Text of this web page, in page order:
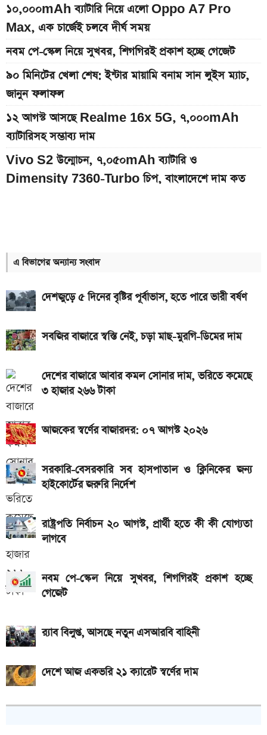
১০,০০০mAh ব্যাটারি নিয়ে এলো Oppo A7 Pro
Max, এক চার্জেই চলবে দীর্ঘ সময়
নবম পে-স্কেল নিয়ে সুখবর, শিগগিরই প্রকাশ হচ্ছে গেজেট
৯০ মিনিটের খেলা শেষ: ইন্টার মায়ামি বনাম সান লুইস ম্যাচ,
জানুন ফলাফল
১২ আগস্ট আসছে Realme 16x 5G, ৭,০০০mAh
ব্যাটারিসহ সম্ভাব্য দাম
Vivo S2 উন্মোচন, ৭,০৫০mAh ব্যাটারি ও
Dimensity 7360-Turbo চিপ, বাংলাদেশে দাম কত
লাইভ
দেশের বাজারে আজকের স্বর্ণের দাম, প্রতি ভরি কত
৮০০০ mAh ব্যাটারি সহ আসছে Redmi Note 17 5G,
দাম কত?
আজকের স্বর্ণের বাজারদর: ০৬ আগস্ট ২০২৬
একটু পর শুরু, Milan Vs Inter ম্যাচ; লাইভ দেখুন এখানে
এসএসসি ও সমমানের ফল কবে জানাল শিক্ষা বোর্ড
একটু পর শুরু, চেলসি ও জুভেন্টাস ম্যাচ; লাইভ দেখুন এখানে
আসছে টানা ৫ দিনের বৃষ্টি!
আজ ৪ ঘণ্টা বিদ্যুৎ থাকবে না যেসব এলাকায়, আগেই জেনে নিন
এ বিভাগের অন্যান্য সংবাদ
দেশজুড়ে ৫ দিনের বৃষ্টির পূর্বাভাস, হতে পারে ভারী বর্ষণ
সবজির বাজারে স্বস্তি নেই, চড়া মাছ-মুরগি-ডিমের দাম
দেশের বাজারে আবার কমল সোনার দাম, ভরিতে কমেছে
৩ হাজার ২৬৬ টাকা
আজকের স্বর্ণের বাজারদর: ০৭ আগস্ট ২০২৬
সরকারি-বেসরকারি সব হাসপাতাল ও ক্লিনিকের জন্য
হাইকোর্টের জরুরি নির্দেশ
রাষ্ট্রপতি নির্বাচন ২০ আগস্ট, প্রার্থী হতে কী কী যোগ্যতা
লাগবে
নবম পে-স্কেল নিয়ে সুখবর, শিগগিরই প্রকাশ হচ্ছে
গেজেট
র‍্যাব বিলুপ্ত, আসছে নতুন এসআরবি বাহিনী
দেশে আজ একভরি ২১ ক্যারেট স্বর্ণের দাম